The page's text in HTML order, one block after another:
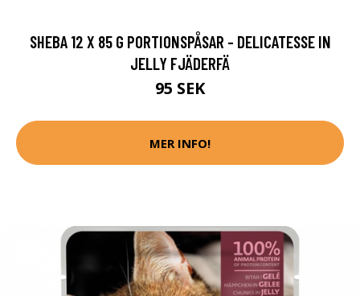
SHEBA 12 X 85 G PORTIONSPÅSAR - DELICATESSE IN
JELLY FJÄDERFÄ
95 SEK
MER INFO!